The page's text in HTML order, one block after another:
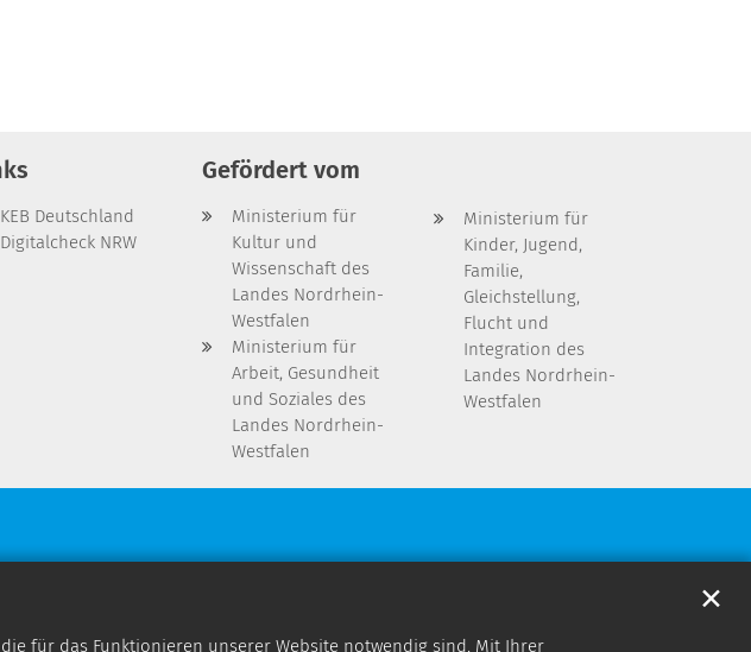
für das Funktionieren unserer Website notwendig sind. Mit Ihrer
✕
KEB Deutschland
Digitalcheck NRW
Gefördert vom
Ministerium für
Kultur und
Wissenschaft des
Landes Nordrhein-
Westfalen
Ministerium für
Arbeit, Gesundheit
und Soziales des
Landes Nordrhein-
Westfalen
Ministerium für
Kinder, Jugend,
Familie,
Gleichstellung,
Flucht und
Integration des
Landes Nordrhein-
Westfalen